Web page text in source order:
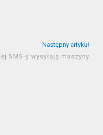
Następny artykuł
SMS-y wysyłają maszyny